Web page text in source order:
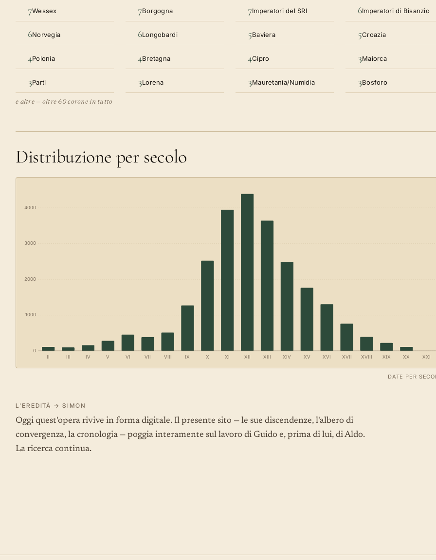
7Wessex 7Borgogna 7Imperatori del SRI 6Imperatori di Bisanzio
6Norvegia 6Longobardi 5Baviera 5Croazia
4Polonia 4Bretagna 4Cipro 3Maiorca
3Parti 3Lorena 3Mauretania/Numidia 3Bosforo
e altre — oltre 60 corone in tutto
Distribuzione per secolo
0
1000
2000
3000
4000
II III IV V VI VII VIII IX X XI XII XIII XIV XV XVI XVII XVIII XIX XX XXI
DATE PER
L'EREDITÀ → SIMON
Oggi quest'opera rivive in forma digitale. Il presente sito — le sue discendenze, l'albero di
convergenza, la cronologia — poggia interamente sul lavoro di Guido e, prima di lui, di Aldo.
La ricerca continua.